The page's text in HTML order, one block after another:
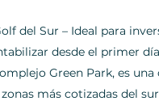
del Sur – Ideal para
desde el primer
Green Park, es
más cotizadas del